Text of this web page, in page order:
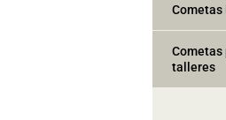
Cometas
talleres